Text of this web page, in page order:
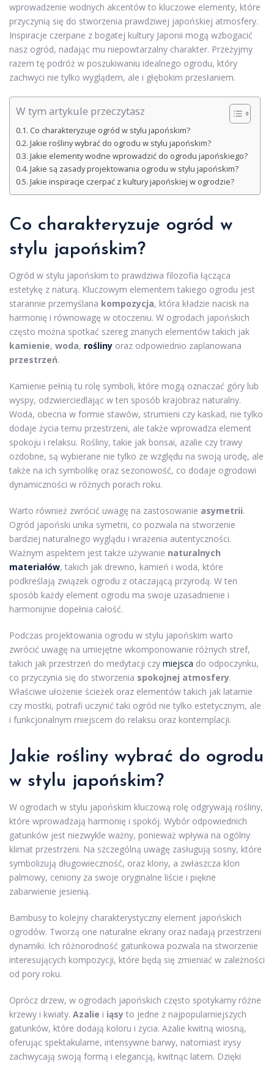
wprowadzenie wodnych akcentów to kluczowe elementy, które
przyczynią się do stworzenia prawdziwej japońskiej atmosfery.
Inspiracje czerpane z bogatej kultury Japonii mogą wzbogacić
nasz ogród, nadając mu niepowtarzalny charakter. Przeżyjmy
razem tę podróż w poszukiwaniu idealnego ogrodu, który
zachwyci nie tylko wyglądem, ale i głębokim przesłaniem.
W tym artykule przeczytasz
Co charakteryzuje ogród w stylu japońskim?
Jakie rośliny wybrać do ogrodu w stylu japońskim?
Jakie elementy wodne wprowadzić do ogrodu japońskiego?
Jakie są zasady projektowania ogrodu w stylu japońskim?
Jakie inspiracje czerpać z kultury japońskiej w ogrodzie?
Co charakteryzuje ogród w
stylu japońskim?
Ogród w stylu japońskim to prawdziwa filozofia łącząca
estetykę z naturą. Kluczowym elementem takiego ogrodu jest
starannie przemyślana kompozycja, która kładzie nacisk na
harmonię i równowagę w otoczeniu. W ogrodach japońskich
często można spotkać szereg znanych elementów takich jak
kamienie, woda, rośliny oraz odpowiednio zaplanowana
przestrzeń.
Kamienie pełnią tu rolę symboli, które mogą oznaczać góry lub
wyspy, odzwierciedlając w ten sposób krajobraz naturalny.
Woda, obecna w formie stawów, strumieni czy kaskad, nie tylko
dodaje życia temu przestrzeni, ale także wprowadza element
spokoju i relaksu. Rośliny, takie jak bonsai, azalie czy trawy
ozdobne, są wybierane nie tylko ze względu na swoją urodę, ale
także na ich symbolikę oraz sezonowość, co dodaje ogrodowi
dynamiczności w różnych porach roku.
Warto również zwrócić uwagę na zastosowanie asymetrii.
Ogród japoński unika symetrii, co pozwala na stworzenie
bardziej naturalnego wyglądu i wrażenia autentyczności.
Ważnym aspektem jest także używanie naturalnych
materiałów, takich jak drewno, kamień i woda, które
podkreślają związek ogrodu z otaczającą przyrodą. W ten
sposób każdy element ogrodu ma swoje uzasadnienie i
harmonijnie dopełnia całość.
Podczas projektowania ogrodu w stylu japońskim warto
zwrócić uwagę na umiejętne wkomponowanie różnych stref,
takich jak przestrzeń do medytacji czy miejsca do odpoczynku,
co przyczynia się do stworzenia spokojnej atmosfery.
Właściwe ułożenie ścieżek oraz elementów takich jak latarnie
czy mostki, potrafi uczynić taki ogród nie tylko estetycznym, ale
i funkcjonalnym miejscem do relaksu oraz kontemplacji.
Jakie rośliny wybrać do ogrodu
w stylu japońskim?
W ogrodach w stylu japońskim kluczową rolę odgrywają rośliny,
które wprowadzają harmonię i spokój. Wybór odpowiednich
gatunków jest niezwykle ważny, ponieważ wpływa na ogólny
klimat przestrzeni. Na szczególną uwagę zasługują sosny, które
symbolizują długowieczność, oraz klony, a zwłaszcza klon
palmowy, ceniony za swoje oryginalne liście i piękne
zabarwienie jesienią.
Bambusy to kolejny charakterystyczny element japońskich
ogrodów. Tworzą one naturalne ekrany oraz nadają przestrzeni
dynamiki. Ich różnorodność gatunkowa pozwala na stworzenie
interesujących kompozycji, które będą się zmieniać w zależności
od pory roku.
Oprócz drzew, w ogrodach japońskich często spotykamy różne
krzewy i kwiaty. Azalie i iąsy to jedne z najpopularniejszych
gatunków, które dodają koloru i życia. Azalie kwitną wiosną,
oferując spektakularne, intensywne barwy, natomiast irysy
zachwycają swoją formą i elegancją, kwitnąc latem. Dzięki